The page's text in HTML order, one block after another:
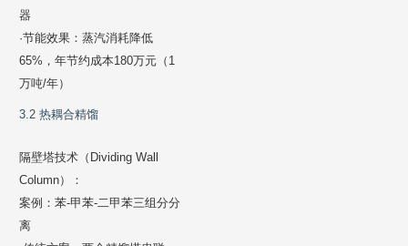
器
·节能效果：蒸汽消耗降低
65%，年节约成本180万元（1
万吨/年）
3.2 热耦合精馏
隔壁塔技术（Dividing Wall
Column）：
案例：苯-甲苯-二甲苯三组分分
离